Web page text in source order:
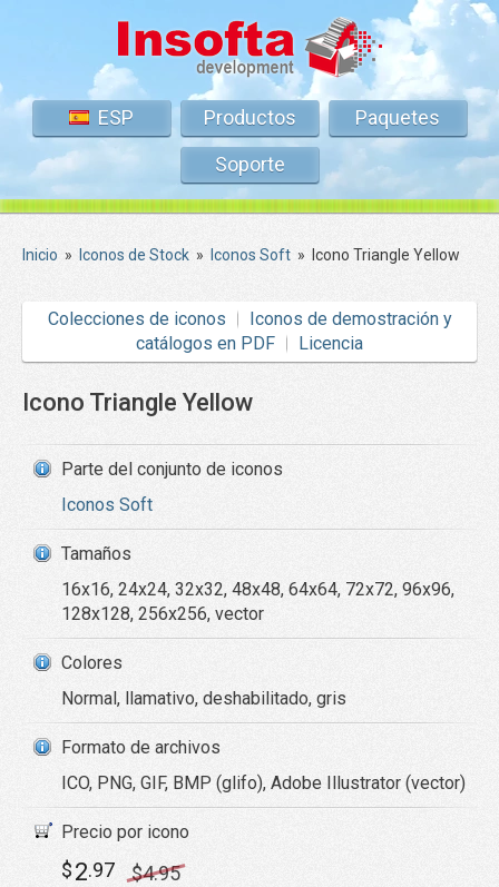
ESP Productos
Paquetes
Soporte
Inicio » Iconos de Stock » Iconos Soft » Icono Triangle Yellow
Colecciones de iconos
Iconos de demostración y
catálogos en PDF
Licencia
Icono Triangle Yellow
Parte del conjunto de iconos
Iconos Soft
Tamaños
16x16, 24x24, 32x32, 48x48, 64x64, 72x72, 96x96,
128x128, 256x256, vector
Colores
Normal, llamativo, deshabilitado, gris
Formato de archivos
ICO, PNG, GIF, BMP (glifo), Adobe Illustrator (vector)
Precio por icono
$2.97 $4.95